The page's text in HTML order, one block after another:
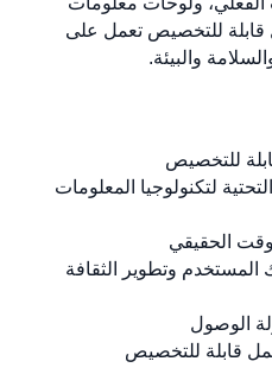
للتخصيص تعمل على
والبيئة.
للتخصيص
لتكنولوجيا المعلومات
الحقيقي
وتطوير الثقافة
الوصول
قابلة للتخصيص